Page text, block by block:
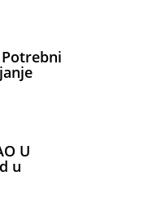
Potrebni
U
u